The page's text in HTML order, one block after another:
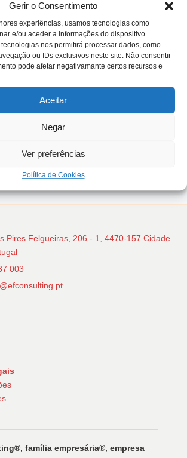
Gerir o Consentimento
experiências, usamos tecnologias como
e/ou aceder a informações do dispositivo.
nos permitirá processar dados, como
ou IDs exclusivos neste site. Não consentir
pode afetar negativamante certos recursos e
Aceitar
Negar
Ver preferências
Política de Cookies
Costa Fevereiro 10, 2023
(IA) é um desafio muito
as gerações familiares mais novas…
Pires Felgueiras, 206 - 1, 4470-157 Cidade
003
família empresária®️, empresa